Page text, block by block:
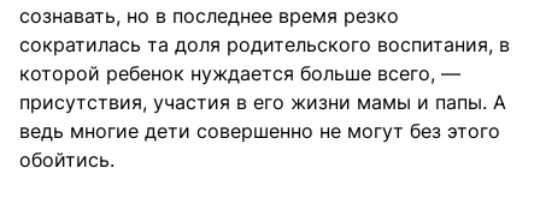
сознавать, но в последнее время резко
сократилась та доля родительского воспитания, в
которой ребенок нуждается больше всего, —
присутствия, участия в его жизни мамы и папы. А
ведь многие дети совершенно не могут без этого
обойтись.